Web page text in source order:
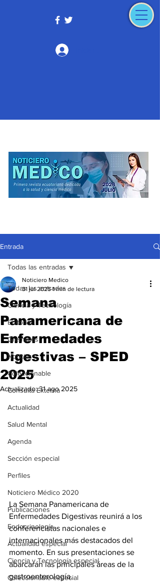
Entrada
Todas las entradas
Ciencia y Tecnología
Editorial
Gremiales
Noticias
Coleccionable
Consulta Externa
Actualidad
Salud Mental
Agenda
Sección especial
Perfiles
Noticiero Médico 2020
Publicaciones
Endocrinología
Actualidad especial
Ciencia y Tecnología especial
Coleccionable especial
Todas las entradas
Semana
Panamericana de
Enfermedades
Digestivas – SPED
2025
Noticiero Medico
31 jul 2025 1 min de lectura
Actualizado:31 ago 2025
La Semana Panamericana de
Enfermedades Digestivas reunirá a los
conferencistas nacionales e
internacionales más destacados del
momento. En sus presentaciones se
abarcarán las principales áreas de la
gastroenterología.